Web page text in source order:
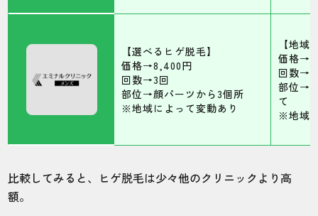
【選べるヒゲ脱毛】
価格→8,400円
回数→3回
部位→顔パーツから3個所
※地域によって変動あり
【地域
価格
回数→5
部位
て
※地域
比較してみると、ヒゲ脱毛は少々他のクリニックより高
額。